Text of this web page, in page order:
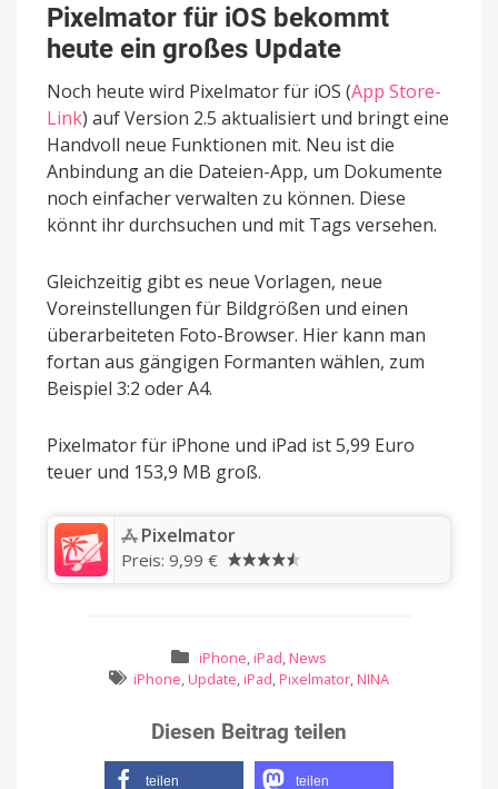
Pixelmator für iOS bekommt
heute ein großes Update
Noch heute wird Pixelmator für iOS (App Store-
Link) auf Version 2.5 aktualisiert und bringt eine
Handvoll neue Funktionen mit. Neu ist die
Anbindung an die Dateien-App, um Dokumente
noch einfacher verwalten zu können. Diese
könnt ihr durchsuchen und mit Tags versehen.
Gleichzeitig gibt es neue Vorlagen, neue
Voreinstellungen für Bildgrößen und einen
überarbeiteten Foto-Browser. Hier kann man
fortan aus gängigen Formanten wählen, zum
Beispiel 3:2 oder A4.
Pixelmator für iPhone und iPad ist 5,99 Euro
teuer und 153,9 MB groß.
‎Pixelmator
Preis: 9,99 €
iPhone, iPad, News
iPhone, Update, iPad, Pixelmator, NINA
Diesen Beitrag teilen
teilen teilen